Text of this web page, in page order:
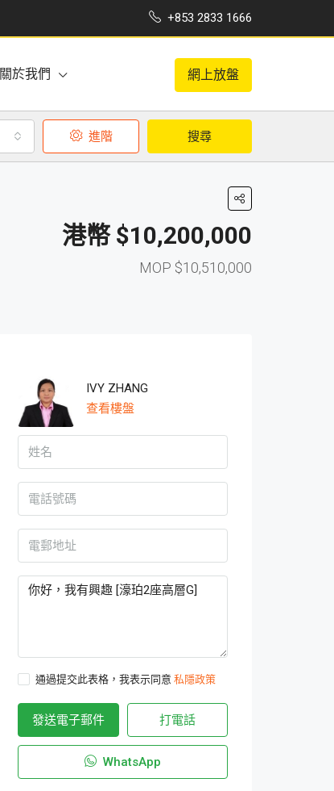
+853 2833 1666
關於我們 網上放盤
進階 搜尋
$10,200,000
$10,510,000
IVY ZHANG
查看樓盤
通過提交此表格，我表示同意 私隱政策
發送電子郵件 打電話
WhatsApp